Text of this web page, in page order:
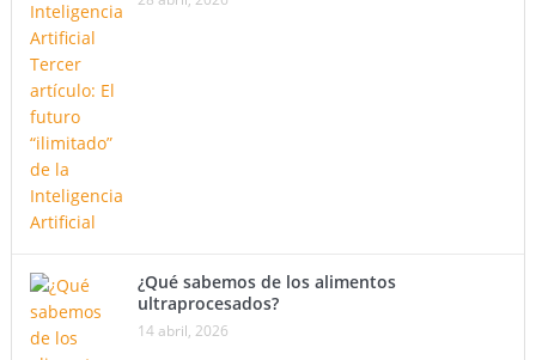
¿Qué sabemos de los alimentos
ultraprocesados?
14 abril, 2026